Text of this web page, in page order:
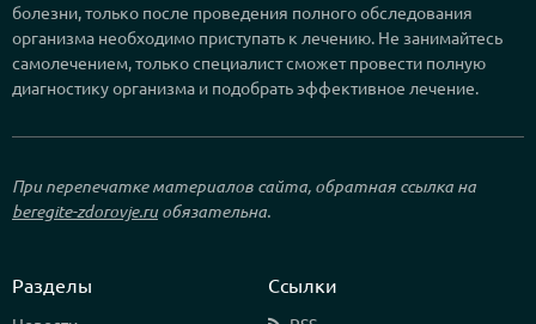
болезни, только после проведения полного обследования
организма необходимо приступать к лечению. Не занимайтесь
самолечением, только специалист сможет провести полную
диагностику организма и подобрать эффективное лечение.
При перепечатке материалов сайта, обратная ссылка на
beregite-zdorovje.ruобязательна.
Разделы Ссылки